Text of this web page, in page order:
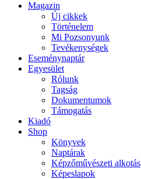
navigation
Magazin
Új cikkek
Történelem
Mi Pozsonyunk
Tevékenységek
Eseménynaptár
Egyesület
Rólunk
Tagság
Dokumentumok
Támogatás
Kiadó
Shop
Könyvek
Naptárak
Képzőművészeti alkotás
Képeslapok